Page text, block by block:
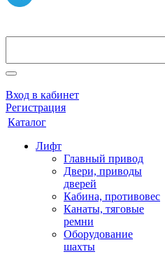
Вход в кабинет
Регистрация
Каталог
Лифт
Главный привод
Двери, приводы
дверей
Кабина, противовес
Канаты, тяговые
ремни
Оборудование
шахты